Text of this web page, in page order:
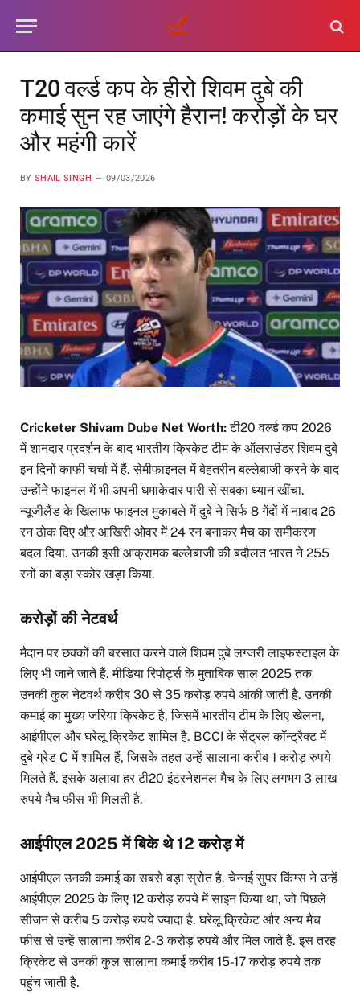
T20 वर्ल्ड कप के हीरो शिवम दुबे की
कमाई सुन रह जाएंगे हैरान! करोड़ों के घर
और महंगी कारें
BY SHAIL SINGH 09/03/2026
Cricketer Shivam Dube Net Worth:टी20 वर्ल्ड कप 2026
में शानदार प्रदर्शन के बाद भारतीय क्रिकेट टीम के ऑलराउंडर शिवम दुबे
इन दिनों काफी चर्चा में हैं. सेमीफाइनल में बेहतरीन बल्लेबाजी करने के बाद
उन्होंने फाइनल में भी अपनी धमाकेदार पारी से सबका ध्यान खींचा.
न्यूजीलैंड के खिलाफ फाइनल मुकाबले में दुबे ने सिर्फ 8 गेंदों में नाबाद 26
रन ठोक दिए और आखिरी ओवर में 24 रन बनाकर मैच का समीकरण
बदल दिया. उनकी इसी आक्रामक बल्लेबाजी की बदौलत भारत ने 255
रनों का बड़ा स्कोर खड़ा किया.
करोड़ों की नेटवर्थ
मैदान पर छक्कों की बरसात करने वाले शिवम दुबे लग्जरी लाइफस्टाइल के
लिए भी जाने जाते हैं. मीडिया रिपोर्ट्स के मुताबिक साल 2025 तक
उनकी कुल नेटवर्थ करीब 30 से 35 करोड़ रुपये आंकी जाती है. उनकी
कमाई का मुख्य जरिया क्रिकेट है, जिसमें भारतीय टीम के लिए खेलना,
आईपीएल और घरेलू क्रिकेट शामिल है. BCCI के सेंट्रल कॉन्ट्रैक्ट में
दुबे ग्रेड C में शामिल हैं, जिसके तहत उन्हें सालाना करीब 1 करोड़ रुपये
मिलते हैं. इसके अलावा हर टी20 इंटरनेशनल मैच के लिए लगभग 3 लाख
रुपये मैच फीस भी मिलती है.
आईपीएल 2025 में बिके थे 12 करोड़ में
आईपीएल उनकी कमाई का सबसे बड़ा स्रोत है. चेन्नई सुपर किंग्स ने उन्हें
आईपीएल 2025 के लिए 12 करोड़ रुपये में साइन किया था, जो पिछले
सीजन से करीब 5 करोड़ रुपये ज्यादा है. घरेलू क्रिकेट और अन्य मैच
फीस से उन्हें सालाना करीब 2-3 करोड़ रुपये और मिल जाते हैं. इस तरह
क्रिकेट से उनकी कुल सालाना कमाई करीब 15-17 करोड़ रुपये तक
पहुंच जाती है.